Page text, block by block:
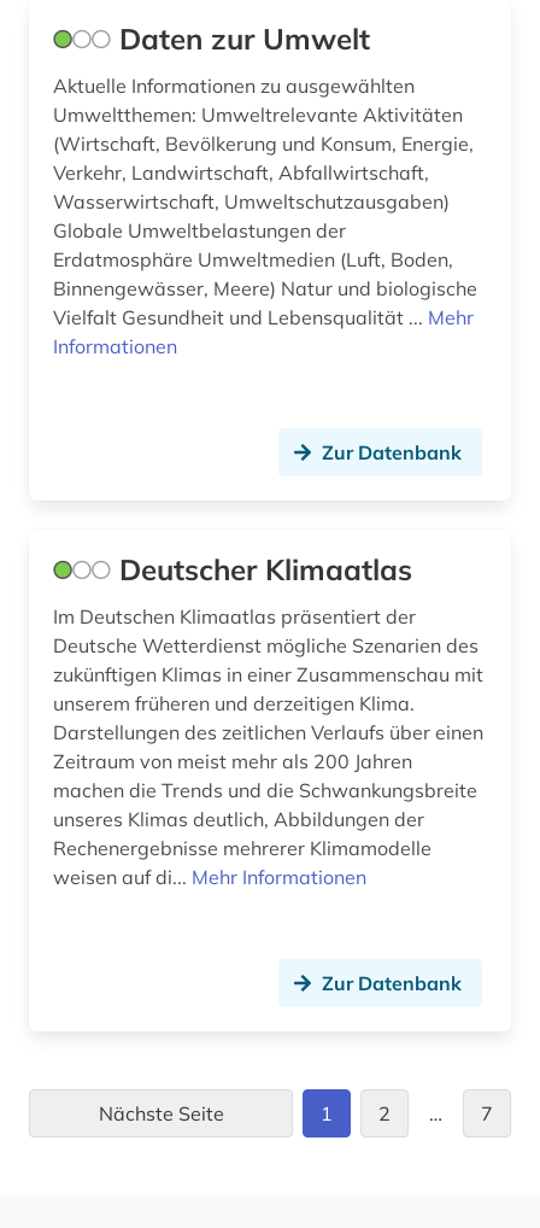
steuer (2)
steuerungs- und regelungstechnik (1)
strahlenschutz (1)
strahlenunfall (1)
strahlung (1)
südamerika (1)
süßwasser (1)
technik (6)
technikbewertung (2)
technische enzyme (1)
technische gebäudeausrüstung (1)
technische optik (1)
technologie (2)
transport (1)
Daten zur Umwelt
Aktuelle Informationen zu ausgewählten
Umweltthemen: Umweltrelevante Aktivitäten
(Wirtschaft, Bevölkerung und Konsum, Energie,
Verkehr, Landwirtschaft, Abfallwirtschaft,
Wasserwirtschaft, Umweltschutzausgaben)
Globale Umweltbelastungen der
Erdatmosphäre Umweltmedien (Luft, Boden,
Binnengewässer, Meere) Natur und biologische
Vielfalt Gesundheit und Lebensqualität ... Mehr
Informationen
Zur Datenbank
Deutscher Klimaatlas
Im Deutschen Klimaatlas präsentiert der
Deutsche Wetterdienst mögliche Szenarien des
zukünftigen Klimas in einer Zusammenschau mit
unserem früheren und derzeitigen Klima.
Darstellungen des zeitlichen Verlaufs über einen
Zeitraum von meist mehr als 200 Jahren
machen die Trends und die Schwankungsbreite
unseres Klimas deutlich, Abbildungen der
Rechenergebnisse mehrerer Klimamodelle
weisen auf di... Mehr Informationen
Zur Datenbank
Nächste Seite 1 2 … 7